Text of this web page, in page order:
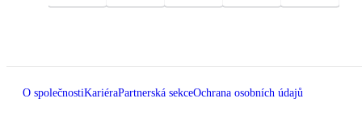
O společnostiKariéraPartnerská sekceOchrana osobních údajů